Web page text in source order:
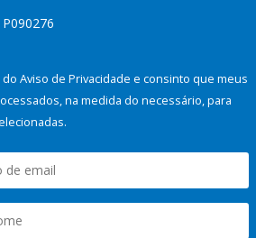
Aviso de Privacidade e consinto que meus
na medida do necessário, para